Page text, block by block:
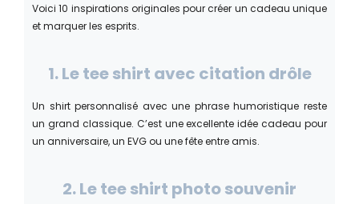
Voici 10 inspirations originales pour créer un cadeau unique
et marquer les esprits.
1. Le tee shirt avec citation drôle
Un shirt personnalisé avec une phrase humoristique reste
un grand classique. C’est une excellente idée cadeau pour
un anniversaire, un EVG ou une fête entre amis.
2. Le tee shirt photo souvenir